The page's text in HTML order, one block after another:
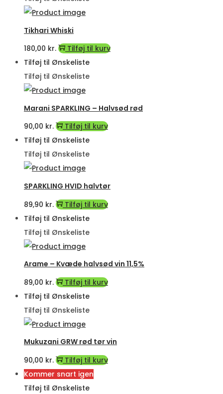
Tikhari Whiski
180,00 kr.
Tilføj til kurv
Tilføj til Ønskeliste
Tilføj til Ønskeliste
Marani SPARKLING – Halvsød rød
90,00 kr.
Tilføj til kurv
Tilføj til Ønskeliste
Tilføj til Ønskeliste
SPARKLING HVID halvtør
89,90 kr.
Tilføj til kurv
Tilføj til Ønskeliste
Tilføj til Ønskeliste
Arame – Kvæde halvsød vin 11,5%
89,00 kr.
Tilføj til kurv
Tilføj til Ønskeliste
Tilføj til Ønskeliste
Mukuzani GRW rød tør vin
90,00 kr.
Tilføj til kurv
Kommer snart igen
Tilføj til Ønskeliste